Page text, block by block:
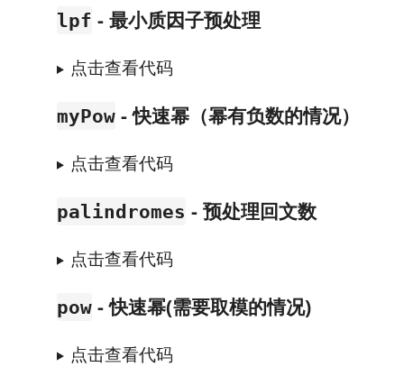
lpf - 最小质因子预处理
点击查看代码
myPow - 快速幂（幂有负数的情况）
点击查看代码
palindromes - 预处理回文数
点击查看代码
pow - 快速幂(需要取模的情况)
点击查看代码